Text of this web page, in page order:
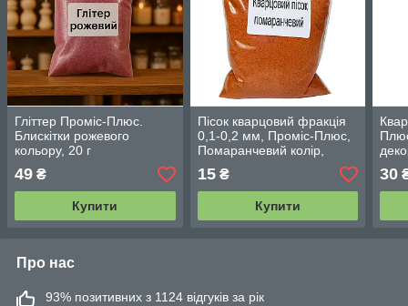
Гліттер Проміс-Плюс.
Блискітки рожевого
кольору, 20 г
49 ₴
Купити
Пісок кварцовий фракція
0,1-0,2 мм, Проміс-Плюс,
Помаранчевий колір,
упаковка 150 г
15₴
Купити
30
Про нас
93% позитивних з 1124 відгуків за рік